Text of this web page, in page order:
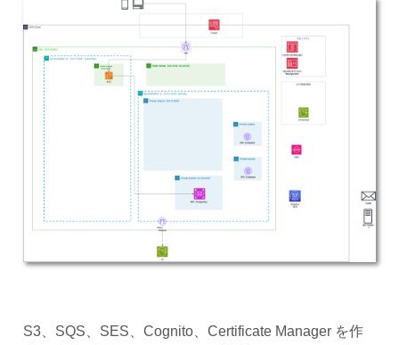
S3、SQS、SES、Cognito、Certificate Manager を作